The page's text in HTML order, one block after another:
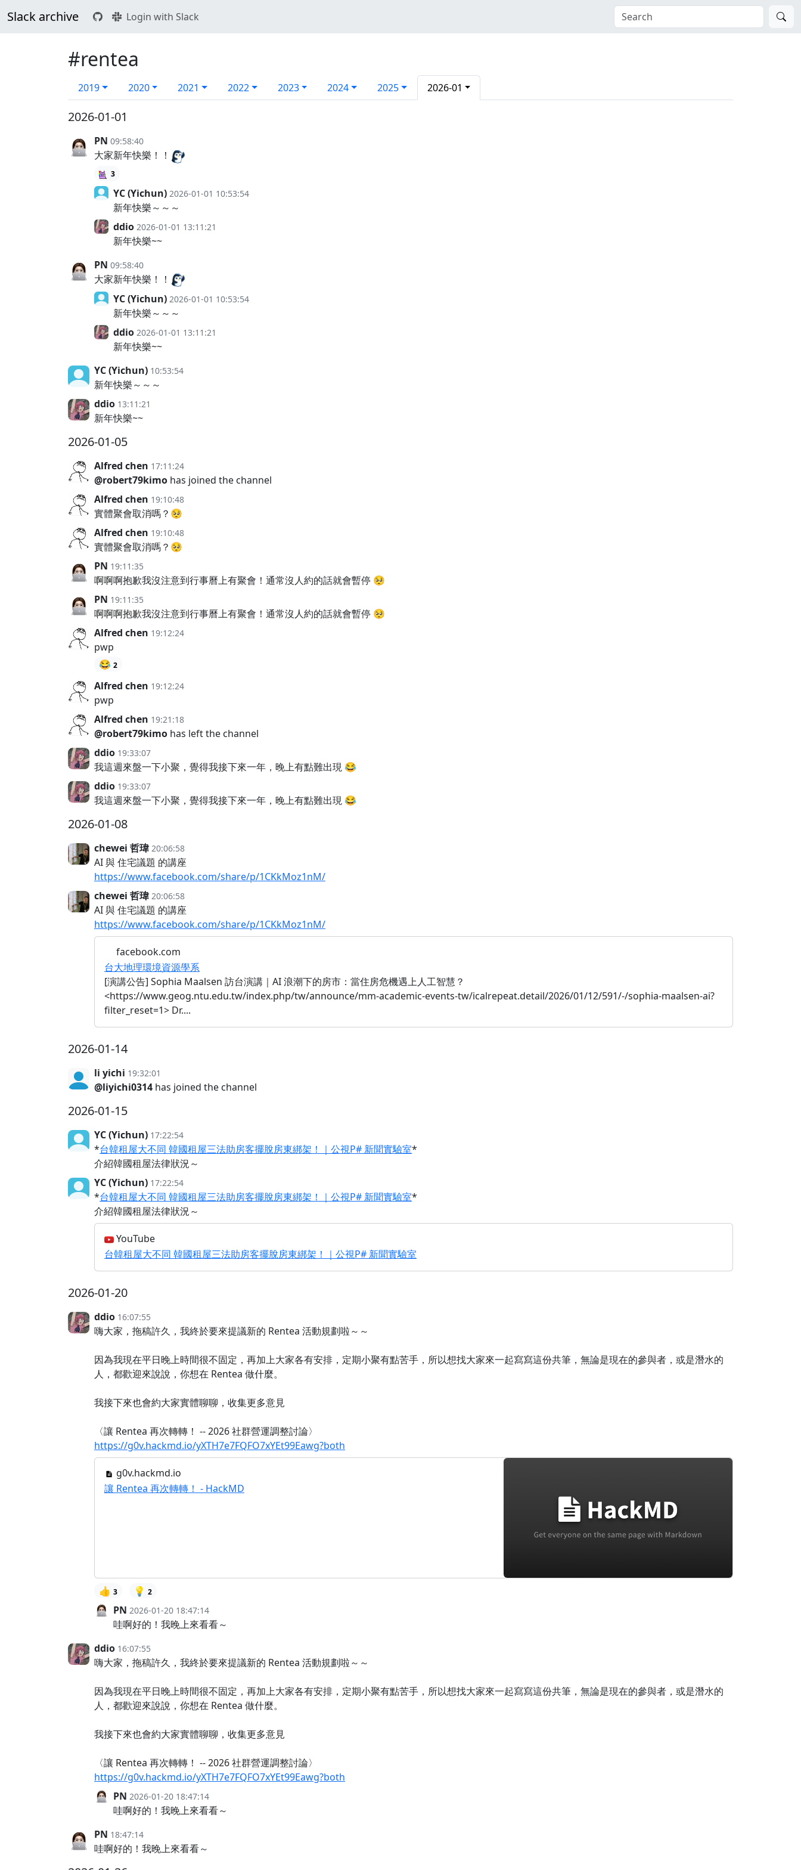
Slack archive Login with Slack
#rentea
2019 2020 2021 2022 2023 2024 2025 2026-01
2026-01-01
PN 09:58:40
大家新年快樂！！
3
YC (Yichun) 2026-01-01 10:53:54
新年快樂～～～
ddio 2026-01-01 13:11:21
新年快樂~~
PN 09:58:40
大家新年快樂！！
YC (Yichun) 2026-01-01 10:53:54
新年快樂～～～
ddio 2026-01-01 13:11:21
新年快樂~~
YC (Yichun) 10:53:54
新年快樂～～～
ddio 13:11:21
新年快樂~~
2026-01-05
Alfred chen 17:11:24
@robert79kimo has joined the channel
Alfred chen 19:10:48
實體聚會取消嗎？🥺
Alfred chen 19:10:48
實體聚會取消嗎？🥺
PN 19:11:35
啊啊啊抱歉我沒注意到行事曆上有聚會！通常沒人約的話就會暫停 🥺
PN 19:11:35
啊啊啊抱歉我沒注意到行事曆上有聚會！通常沒人約的話就會暫停 🥺
Alfred chen 19:12:24
pwp
😂 2
Alfred chen 19:12:24
pwp
Alfred chen 19:21:18
@robert79kimo has left the channel
ddio 19:33:07
我這週來盤一下小聚，覺得我接下來一年，晚上有點難出現 😂
ddio 19:33:07
我這週來盤一下小聚，覺得我接下來一年，晚上有點難出現 😂
2026-01-08
chewei 哲瑋 20:06:58
AI 與 住宅議題 的講座
https://www.facebook.com/share/p/1CKkMoz1nM/
chewei 哲瑋 20:06:58
AI 與 住宅議題 的講座
https://www.facebook.com/share/p/1CKkMoz1nM/
facebook.com
台大地理環境資源學系
[演講公告] Sophia Maalsen 訪台演講｜AI 浪潮下的房市：當住房危機遇上人工智慧？
<https://www.geog.ntu.edu.tw/index.php/tw/announce/mm-academic-events-tw/icalrepeat.detail/2026/01/12/591/-/sophia-maalsen-ai?
filter_reset=1> Dr....
2026-01-14
li yichi 19:32:01
@liyichi0314 has joined the channel
2026-01-15
YC (Yichun) 17:22:54
*台韓租屋大不同 韓國租屋三法助房客擺脫房東綁架！｜公視P# 新聞實驗室*
介紹韓國租屋法律狀況～
YC (Yichun) 17:22:54
*台韓租屋大不同 韓國租屋三法助房客擺脫房東綁架！｜公視P# 新聞實驗室*
介紹韓國租屋法律狀況～
YouTube
台韓租屋大不同 韓國租屋三法助房客擺脫房東綁架！｜公視P# 新聞實驗室
2026-01-20
ddio 16:07:55
嗨大家，拖稿許久，我終於要來提議新的 Rentea 活動規劃啦～～
因為我現在平日晚上時間很不固定，再加上大家各有安排，定期小聚有點苦手，所以想找大家來一起寫寫這份共筆，無論是現在的參與者，或是潛水的
人，都歡迎來說說，你想在 Rentea 做什麼。
我接下來也會約大家實體聊聊，收集更多意見
〈讓 Rentea 再次轉轉！ -- 2026 社群營運調整討論〉
https://g0v.hackmd.io/yXTH7e7FQFO7xYEt99Eawg?both
g0v.hackmd.io
讓 Rentea 再次轉轉！ - HackMD
👍 3 💡 2
PN 2026-01-20 18:47:14
哇啊好的！我晚上來看看～
ddio 16:07:55
嗨大家，拖稿許久，我終於要來提議新的 Rentea 活動規劃啦～～
因為我現在平日晚上時間很不固定，再加上大家各有安排，定期小聚有點苦手，所以想找大家來一起寫寫這份共筆，無論是現在的參與者，或是潛水的
人，都歡迎來說說，你想在 Rentea 做什麼。
我接下來也會約大家實體聊聊，收集更多意見
〈讓 Rentea 再次轉轉！ -- 2026 社群營運調整討論〉
https://g0v.hackmd.io/yXTH7e7FQFO7xYEt99Eawg?both
PN 2026-01-20 18:47:14
哇啊好的！我晚上來看看～
PN 18:47:14
哇啊好的！我晚上來看看～